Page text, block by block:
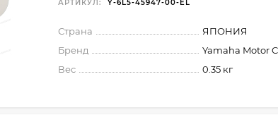
АРТИКУЛ: Y-6L5-45947-00-EL
Страна
ЯПОНИЯ
Бренд
Yamaha Motor
Вес
0.35 кг